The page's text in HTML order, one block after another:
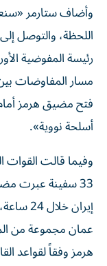
وأضاف ستارمر
اللحظة، والتوصل
رئيسة المفوضية
مسار المفاوضات
فتح مضيق هرمز
أسلحة نووية».
وفيما قالت القوات
33 سفينة عبرت
إيران
عمان مجموعة من
هرمز وفقاً لقواعد